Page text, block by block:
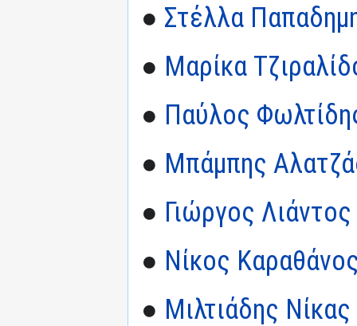
● Στέλλα
● Μαρίκα
● Παύλος
● Μπάμπης
● Γιώργος Λιάντος
● Νίκος
● Μιλτιάδης Νίκας